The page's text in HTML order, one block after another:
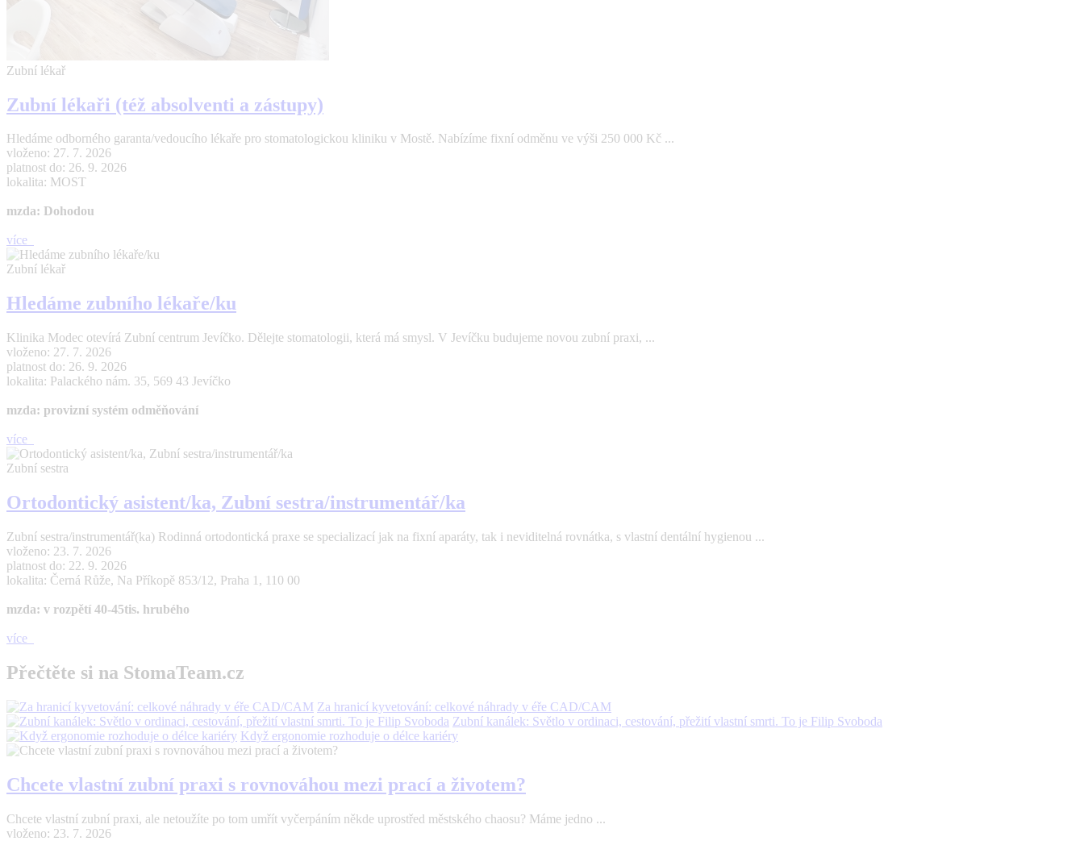
Zubní lékař
Zubní lékaři (též absolventi a zástupy)
Hledáme odborného garanta/vedoucího lékaře pro stomatologickou kliniku v Mostě. Nabízíme fixní odměnu ve výši 250 000 Kč ...
vloženo: 27. 7. 2026
platnost do: 26. 9. 2026
lokalita: MOST
mzda: Dohodou
více
Zubní lékař
Hledáme zubního lékaře/ku
Klinika Modec otevírá Zubní centrum Jevíčko. Dělejte stomatologii, která má smysl. V Jevíčku budujeme novou zubní praxi, ...
vloženo: 27. 7. 2026
platnost do: 26. 9. 2026
lokalita: Palackého nám. 35, 569 43 Jevíčko
mzda: provizní systém odměňování
více
Zubní sestra
Ortodontický asistent/ka, Zubní sestra/instrumentář/ka
Zubní sestra/instrumentář(ka) Rodinná ortodontická praxe se specializací jak na fixní aparáty, tak i neviditelná rovnátka, s vlastní dentální hygienou ...
vloženo: 23. 7. 2026
platnost do: 22. 9. 2026
lokalita: Černá Růže, Na Příkopě 853/12, Praha 1, 110 00
mzda: v rozpětí 40-45tis. hrubého
více
Přečtěte si na StomaTeam.cz
Za hranicí kyvetování: celkové náhrady v éře CAD/CAM
Zubní kanálek: Světlo v ordinaci, cestování, přežití vlastní smrti. To je Filip Svoboda
Když ergonomie rozhoduje o délce kariéry
Chcete vlastní zubní praxi s rovnováhou mezi prací a životem?
Chcete vlastní zubní praxi, ale netoužíte po tom umřít vyčerpáním někde uprostřed městského chaosu? Máme jedno ...
vloženo: 23. 7. 2026